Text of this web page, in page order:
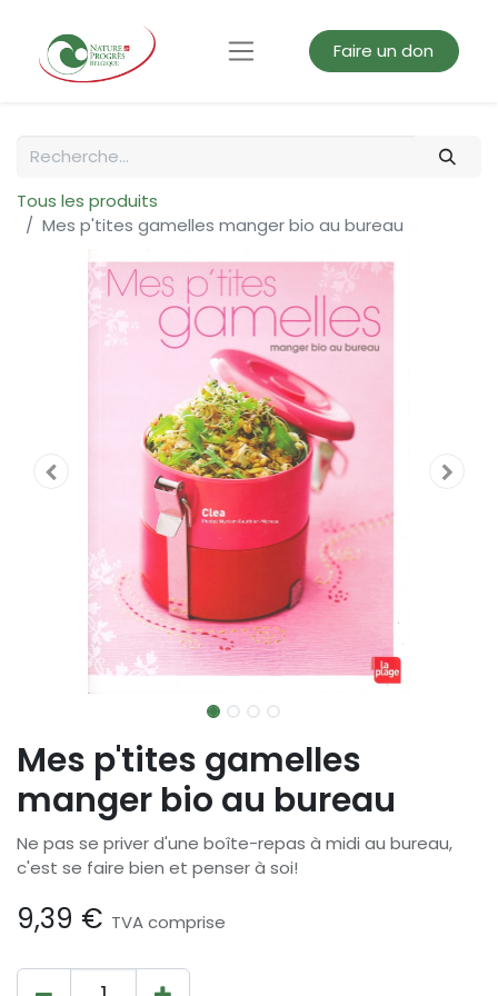
Faire un don
Tous les produits
Mes p'tites gamelles manger bio au bureau
Mes p'tites gamelles
manger bio au bureau
Ne pas se priver d'une boîte-repas à midi au bureau,
c'est se faire bien et penser à soi!
9,39 € TVA comprise